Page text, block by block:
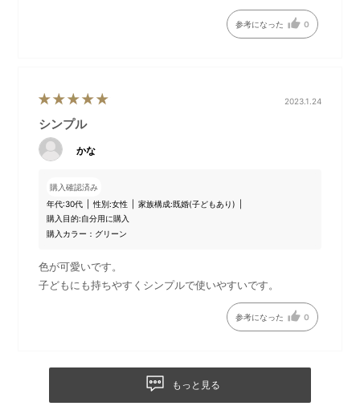
参考になった 0
2023.1.24
シンプル
かな
購入確認済み
年代:30代 性別:女性 家族構成:既婚(子どもあり)
購入目的:自分用に購入
購入カラー：グリーン
色が可愛いです。
子どもにも持ちやすくシンプルで使いやすいです。
参考になった 0
もっと見る